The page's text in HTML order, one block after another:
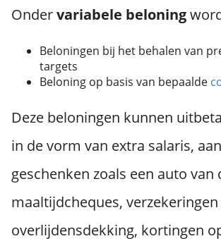
Ondervariabele beloning
Beloningen bij het behalen van
targets
Beloning op basis van bepaalde
Deze beloningen kunnen
in de vorm van extra salaris,
geschenken zoals een auto van
maaltijdcheques, verzekeringen
overlijdensdekking, kortingen